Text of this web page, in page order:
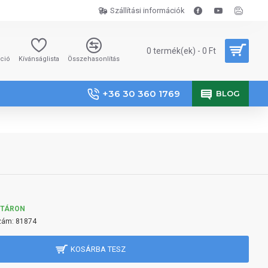
Szállítási információk
Kívánságlista Összehasonlítás
0 termék(ek) - 0 Ft
+36 30 360 1769 BLOG
81874
KOSÁRBA TESZ